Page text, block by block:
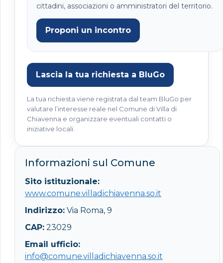
cittadini, associazioni o amministratori del territorio.
Proponi un incontro
Lascia la tua richiesta a BluGo
La tua richiesta viene registrata dal team BluGo per
valutare l’interesse reale nel Comune di Villa di
Chiavenna e organizzare eventuali contatti o
iniziative locali.
Informazioni sul Comune
Sito istituzionale:
www.comune.villadichiavenna.so.it
Indirizzo: Via Roma, 9
CAP: 23029
Email ufficio:
info@comune.villadichiavenna.so.it